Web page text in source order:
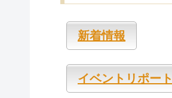
新着情報
イベントリポート